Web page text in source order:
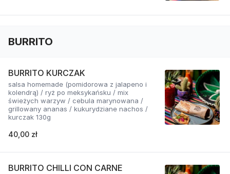
BURRITO
BURRITO KURCZAK
salsa homemade (pomidorowa z jalapeno i
kolendrą) / ryż po meksykańsku / mix
świeżych warzyw / cebula marynowana /
grillowany ananas / kukurydziane nachos /
kurczak 130g
40,00 zł
BURRITO CHILLI CON CARNE